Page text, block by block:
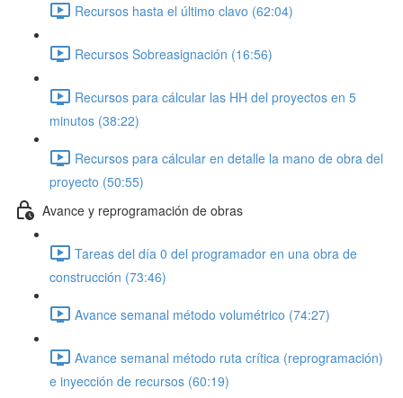
Recursos hasta el último clavo (62:04)
Recursos Sobreasignación (16:56)
Recursos para cálcular las HH del proyectos en 5
minutos (38:22)
Recursos para cálcular en detalle la mano de obra del
proyecto (50:55)
Avance y reprogramación de obras
Tareas del día 0 del programador en una obra de
construcción (73:46)
Avance semanal método volumétrico (74:27)
Avance semanal método ruta crítica (reprogramación)
e inyección de recursos (60:19)